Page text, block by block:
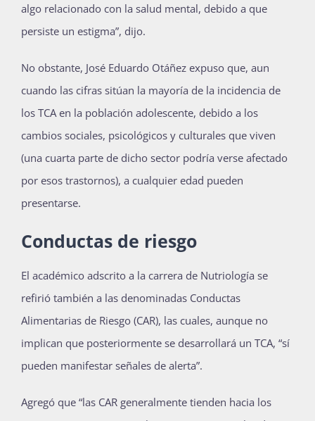
algo relacionado con la salud mental, debido a que
persiste un estigma”, dijo.
No obstante, José Eduardo Otáñez expuso que, aun
cuando las cifras sitúan la mayoría de la incidencia de
los TCA en la población adolescente, debido a los
cambios sociales, psicológicos y culturales que viven
(una cuarta parte de dicho sector podría verse afectado
por esos trastornos), a cualquier edad pueden
presentarse.
Conductas de riesgo
El académico adscrito a la carrera de Nutriología se
refirió también a las denominadas Conductas
Alimentarias de Riesgo (CAR), las cuales, aunque no
implican que posteriormente se desarrollará un TCA, “sí
pueden manifestar señales de alerta”.
Agregó que “las CAR generalmente tienden hacia los